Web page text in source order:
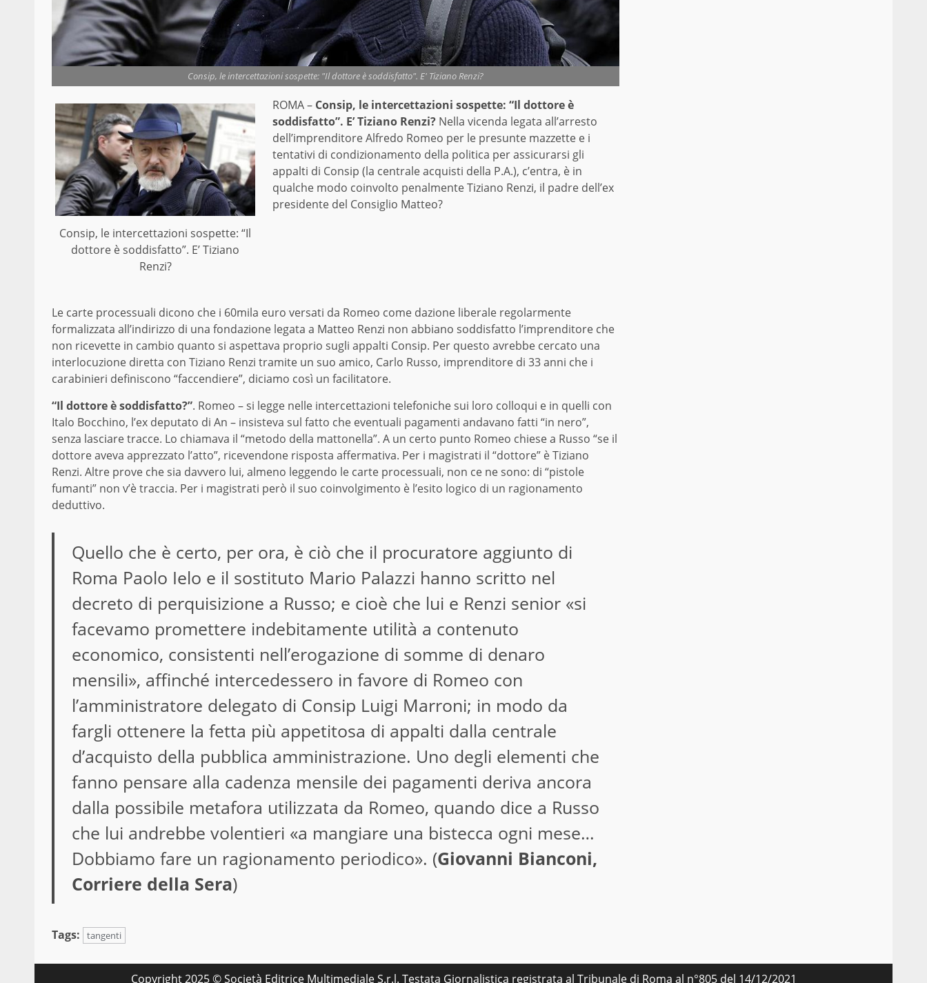
Consip, le intercettazioni sospette: "Il dottore è soddisfatto". E' Tiziano Renzi?
Consip, le intercettazioni sospette: “Il
dottore è soddisfatto”. E’ Tiziano
Renzi?
ROMA – Consip, le intercettazioni sospette: “Il dottore è
soddisfatto”. E’ Tiziano Renzi? Nella vicenda legata all’arresto
dell’imprenditore Alfredo Romeo per le presunte mazzette e i
tentativi di condizionamento della politica per assicurarsi gli
appalti di Consip (la centrale acquisti della P.A.), c’entra, è in
qualche modo coinvolto penalmente Tiziano Renzi, il padre dell’ex
presidente del Consiglio Matteo?
Le carte processuali dicono che i 60mila euro versati da Romeo come dazione liberale regolarmente
formalizzata all’indirizzo di una fondazione legata a Matteo Renzi non abbiano soddisfatto l’imprenditore che
non ricevette in cambio quanto si aspettava proprio sugli appalti Consip. Per questo avrebbe cercato una
interlocuzione diretta con Tiziano Renzi tramite un suo amico, Carlo Russo, imprenditore di 33 anni che i
carabinieri definiscono “faccendiere”, diciamo così un facilitatore.
“Il dottore è soddisfatto?”. Romeo – si legge nelle intercettazioni telefoniche sui loro colloqui e in quelli con
Italo Bocchino, l’ex deputato di An – insisteva sul fatto che eventuali pagamenti andavano fatti “in nero”,
senza lasciare tracce. Lo chiamava il “metodo della mattonella”. A un certo punto Romeo chiese a Russo “se il
dottore aveva apprezzato l’atto”, ricevendone risposta affermativa. Per i magistrati il “dottore” è Tiziano
Renzi. Altre prove che sia davvero lui, almeno leggendo le carte processuali, non ce ne sono: di “pistole
fumanti” non v’è traccia. Per i magistrati però il suo coinvolgimento è l’esito logico di un ragionamento
deduttivo.
Quello che è certo, per ora, è ciò che il procuratore aggiunto di
Roma Paolo Ielo e il sostituto Mario Palazzi hanno scritto nel
decreto di perquisizione a Russo; e cioè che lui e Renzi senior «si
facevamo promettere indebitamente utilità a contenuto
economico, consistenti nell’erogazione di somme di denaro
mensili», affinché intercedessero in favore di Romeo con
l’amministratore delegato di Consip Luigi Marroni; in modo da
fargli ottenere la fetta più appetitosa di appalti dalla centrale
d’acquisto della pubblica amministrazione. Uno degli elementi che
fanno pensare alla cadenza mensile dei pagamenti deriva ancora
dalla possibile metafora utilizzata da Romeo, quando dice a Russo
che lui andrebbe volentieri «a mangiare una bistecca ogni mese…
Dobbiamo fare un ragionamento periodico». (Giovanni Bianconi,
Corriere della Sera)
Tags: tangenti
Copyright 2025 © Società Editrice Multimediale S.r.l. Testata Giornalistica registrata al Tribunale di Roma al n°805 del 14/12/2021